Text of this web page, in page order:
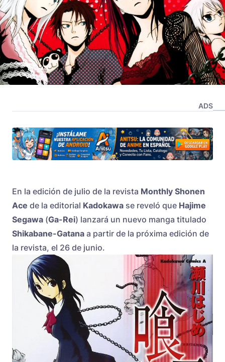
ADS
En la edición de julio de la revista Monthly Shonen
Ace de la editorial Kadokawa se reveló que Hajime
Segawa (Ga-Rei) lanzará un nuevo manga titulado
Shikabane-Gatana a partir de la próxima edición de
la revista, el 26 de junio.